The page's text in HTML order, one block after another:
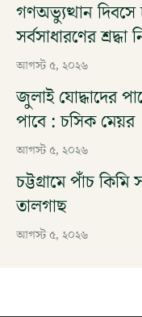
গণঅভ্যুত্থান দিবসে
সর্বসাধারণের শ্রদ্ধা
আগস্ট ৫, ২০২৬
জুলাই যোদ্ধাদের
পাবে : চসিক মেয়র
আগস্ট ৫, ২০২৬
চট্টগ্রামে পাঁচ
তালগাছ
আগস্ট ৫, ২০২৬